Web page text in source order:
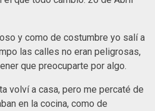
y como de costumbre yo salí a
las calles no eran peligrosas,
que preocuparte por algo.
volví a casa, pero me percaté de
en la cocina, como de